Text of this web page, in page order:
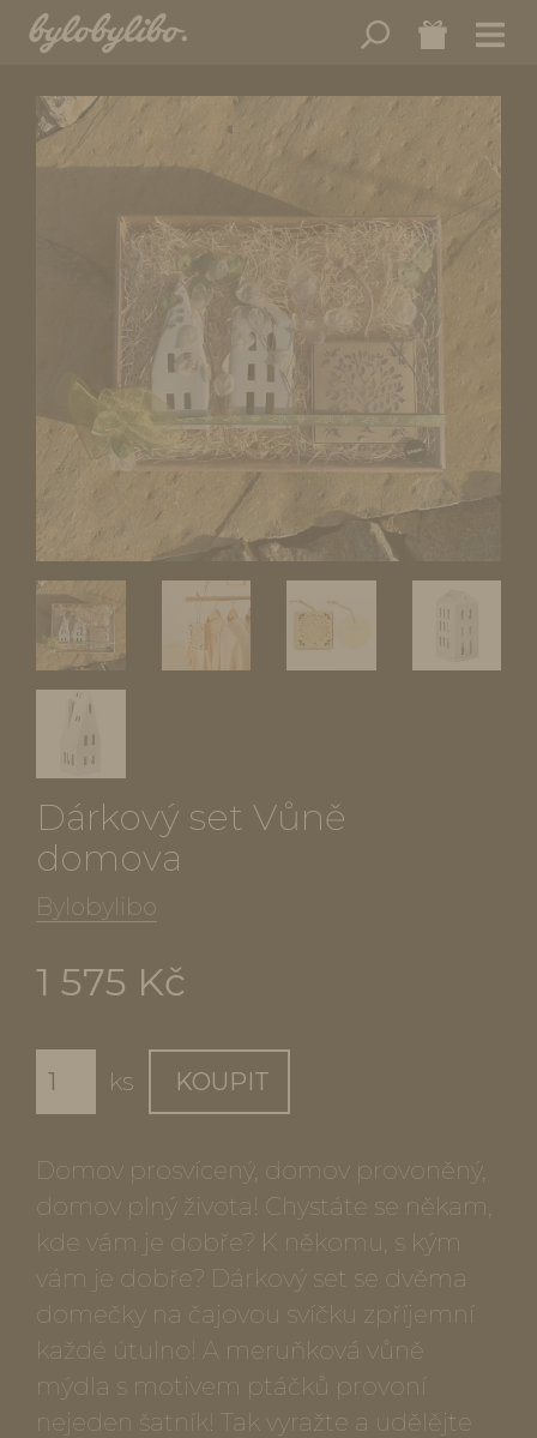
Dárkový set Vůně
domova
Bylobylibo
1 575 Kč
ks KOUPIT
Domov prosvícený, domov provoněný,
domov plný života! Chystáte se někam,
kde vám je dobře? K někomu, s kým
vám je dobře? Dárkový set se dvěma
domečky na čajovou svíčku zpříjemní
každé útulno! A meruňková vůně
mýdla s motivem ptáčků provoní
nejeden šatník! Tak vyražte a udělějte